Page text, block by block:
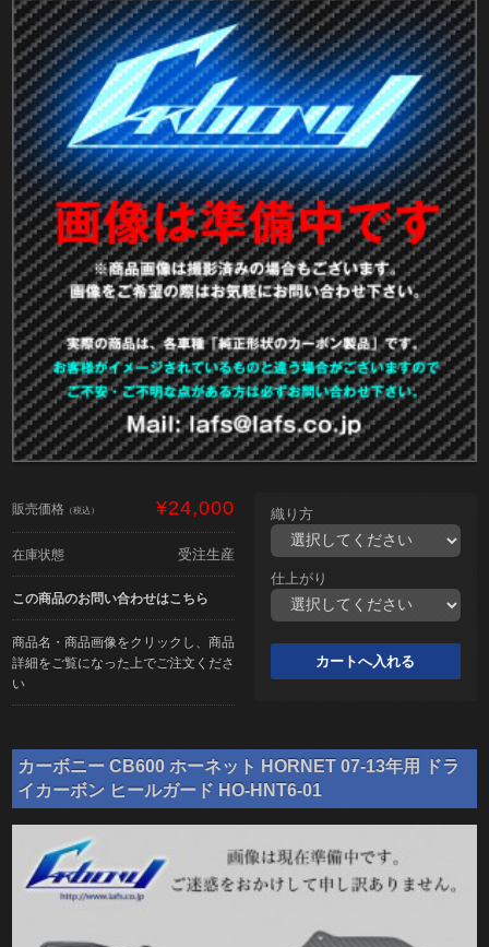
販売価格 （税込） ¥24,000
在庫状態 受注生産
この商品のお問い合わせはこちら
商品名・商品画像をクリックし、商品
詳細をご覧になった上でご注文くださ
い
織り方
仕上がり
カーボニー CB600 ホーネット HORNET 07-13年用 ドラ
イカーボン ヒールガード HO-HNT6-01